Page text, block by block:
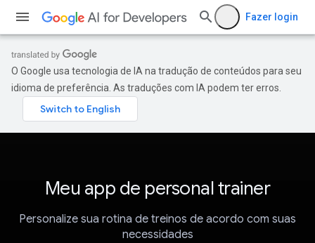
Fazer login
O Google usa tecnologia de IA na tradução de conteúdos para seu
idioma de preferência. As traduções com IA podem ter erros.
Meu app de personal trainer
Personalize sua rotina de treinos de acordo com suas
necessidades